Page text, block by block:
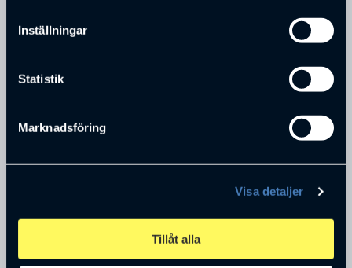
Inställningar
Statistik
Marknadsföring
Visa detaljer
Tillåt alla
ADRESS
50331